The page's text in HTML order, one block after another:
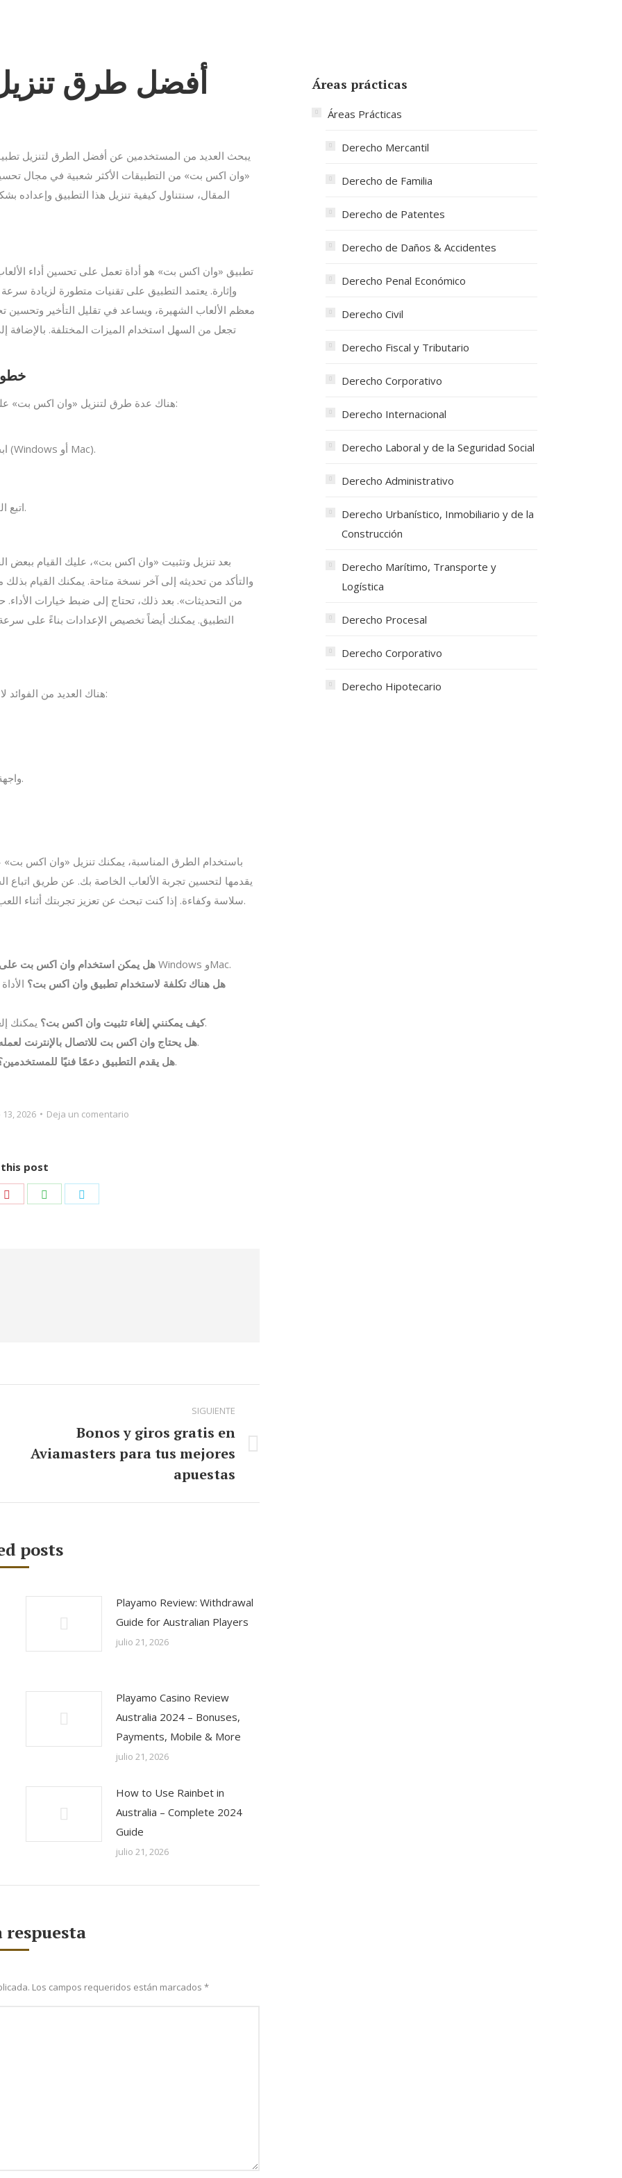
أفضل طرق
يبحث العديد من المستخدمين عن أفضل الطرق لتنزيل
«وان اكس بت» من التطبيقات الأكثر شعبية في مجال
المقال، سنتناول كيفية تنزيل هذا التطبيق
تطبيق «وان اكس بت» هو أداة تعمل على تحسين أداء
وإثارة. يعتمد التطبيق على تقنيات متطورة لزيادة
معظم الألعاب الشهيرة، ويساعد في تقليل التأخير
تجعل من السهل استخدام الميزات المختلفة. بالإضافة
هناك عدة طرق لتنزيل «وان اكس بت» على جهاز الكمبيوتر. فيما يلي خطوات سهلة وسريعة للتنزيل:
ابحث عن زر التنزيل المناسب لنظام التشغيل الخاص بك (Windows أو Mac).
اتبع التعليمات التي تظهر على الشاشة لإكمال عملية التثبيت.
بعد تنزيل وتثبيت «وان اكس بت»، عليك القيام
والتأكد من تحديثه إلى آخر نسخة متاحة. يمكنك القيام
من التحديثات». بعد ذلك، تحتاج إلى ضبط خيارات
التطبيق. يمكنك أيضاً تخصيص الإعدادات بناءً على سرعة
هناك العديد من الفوائد لاستخدام تطبيق «وان اكس بت» لتحسين أداء الألعاب، منها:
واجهة مستخدم سهلة الاستخدام ومناسبة لجميع المستويات.
باستخدام الطرق المناسبة، يمكنك تنزيل «وان اكس بت»
يقدمها لتحسين تجربة الألعاب الخاصة بك. عن طريق اتباع
سلاسة وكفاءة. إذا كنت تبحث عن تعزيز تجربتك أثناء.
هل يمكن استخدام وان اكس بت على
نعم، يتوفر التطبيق على أنظمة Windows وMac.
هل هناك تكلفة لاستخدام تطبيق وان اكس بت؟
كيف يمكنني إلغاء تثبيت وان اكس بت؟يمكنك إلغاء التثبيت من خلال إعدادات الكمبيوتر كأي برنامج آخر.
هل يحتاج وان اكس بت للاتصال بالإنترنتنعم، يحتاج إلى اتصال بالإنترنت لتحسين أداء الألعاب.
هل يقدم التطبيق دعمًا فنيًانعم، يوفر دعم فني للمستخدمين عبر موقعه الرسمي.
2026 Deja un comentario
this post
SIGUIENTE
Publicación
Bonos y giros gratis en
Aviamasters para tus mejores
apuestas
posts
Playamo Review: Withdrawal
Guide for Australian Players
julio 21, 2026
Playamo Casino Review
Australia 2024 – Bonuses,
Payments, Mobile & More
julio 21, 2026
How to Use Rainbet in
Australia – Complete 2024
Guide
julio 21, 2026
respuesta
Los campos requeridos están marcados *
Áreas prácticas
Áreas Prácticas
Derecho Mercantil
Derecho de Familia
Derecho de Patentes
Derecho de Daños & Accidentes
Derecho Penal Económico
Derecho Civil
Derecho Fiscal y Tributario
Derecho Corporativo
Derecho Internacional
Derecho Laboral y de la Seguridad Social
Derecho Administrativo
Derecho Urbanístico, Inmobiliario y de la
Construcción
Derecho Marítimo, Transporte y
Logística
Derecho Procesal
Derecho Corporativo
Derecho Hipotecario